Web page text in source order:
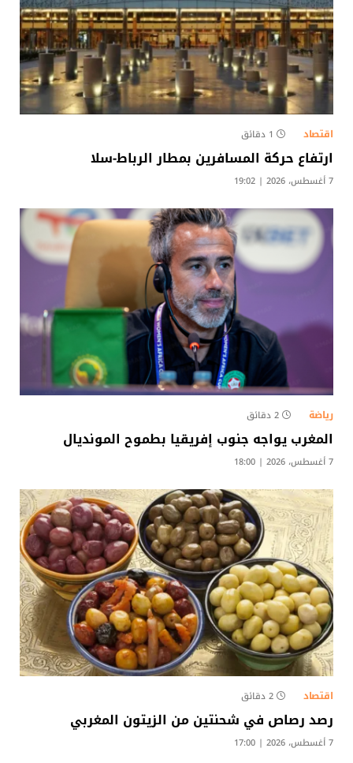
اقتصاد 1 دقائق
ارتفاع حركة المسافرين بمطار الرباط-سلا
7 أغسطس، 2026 | 19:02
رياضة 2 دقائق
المغرب يواجه جنوب إفريقيا بطموح المونديال
7 أغسطس، 2026 | 18:00
اقتصاد 2 دقائق
رصد رصاص في شحنتين من الزيتون المغربي
7 أغسطس، 2026 | 17:00